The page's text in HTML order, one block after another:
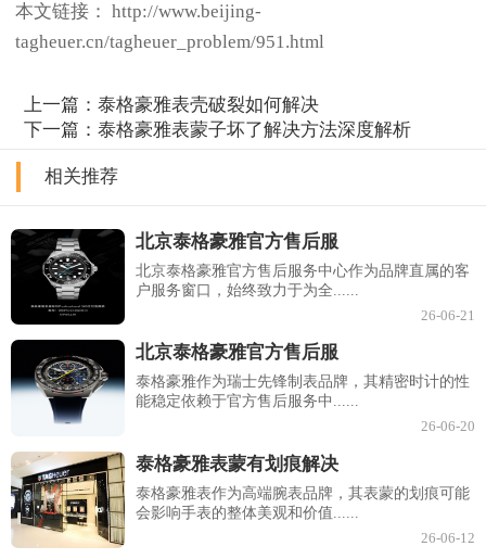
本文链接： http://www.beijing-
tagheuer.cn/tagheuer_problem/951.html
上一篇：泰格豪雅表壳破裂如何解决
下一篇：泰格豪雅表蒙子坏了解决方法深度解析
相关推荐
北京泰格豪雅官方售后服
北京泰格豪雅官方售后服务中心作为品牌直属的客
户服务窗口，始终致力于为全......
26-06-21
北京泰格豪雅官方售后服
泰格豪雅作为瑞士先锋制表品牌，其精密时计的性
能稳定依赖于官方售后服务中......
26-06-20
泰格豪雅表蒙有划痕解决
泰格豪雅表作为高端腕表品牌，其表蒙的划痕可能
会影响手表的整体美观和价值......
26-06-12